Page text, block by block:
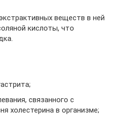
веществ в ней
кислоты, что
связанного с
холестерина в организме;